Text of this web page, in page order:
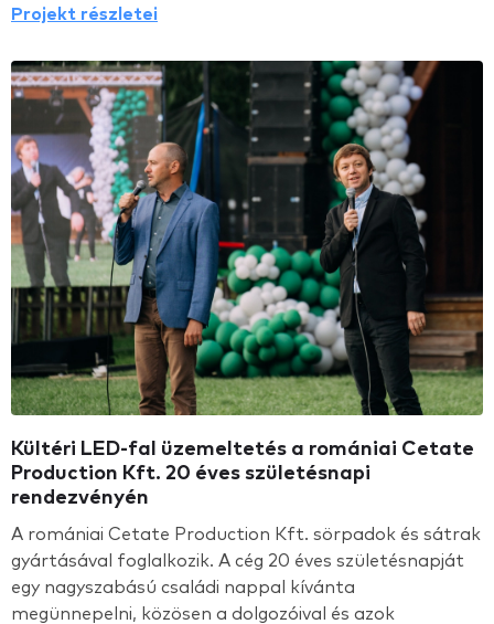
Projekt részletei
Kültéri LED-fal üzemeltetés a romániai Cetate
Production Kft. 20 éves születésnapi
rendezvényén
A romániai Cetate Production Kft. sörpadok és sátrak
gyártásával foglalkozik. A cég 20 éves születésnapját
egy nagyszabású családi nappal kívánta
megünnepelni, közösen a dolgozóival és azok